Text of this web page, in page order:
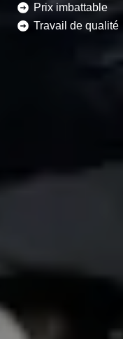
Prix imbattable
Travail de qualité